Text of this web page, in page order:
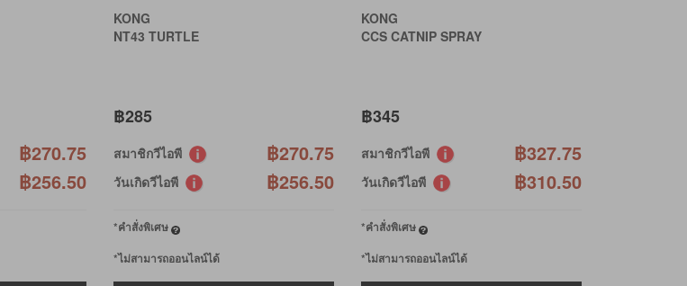
฿270.75
฿256.50
KONG
NT43 TURTLE
฿285
สมาชิกวีไอพี ฿270.75
วันเกิดวีไอพี ฿256.50
*คำสั่งพิเศษ
*ไม่สามารถออนไลน์ได้
KONG
CCS CATNIP SPRAY
฿345
สมาชิกวีไอพี ฿327.75
วันเกิดวีไอพี ฿310.50
*คำสั่งพิเศษ
*ไม่สามารถออนไลน์ได้